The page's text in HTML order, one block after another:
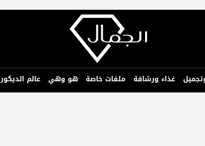
غذاء ورشاقة ملفات خاصة هو وهي عالم الديكور